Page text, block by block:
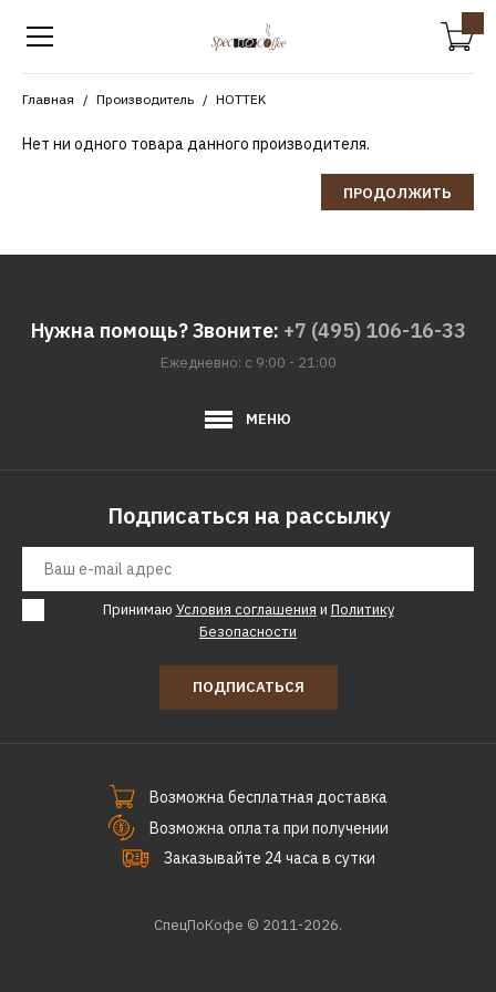
Главная Производитель HOTTEK
Нет ни одного товара данного производителя.
ПРОДОЛЖИТЬ
Нужна помощь? Звоните: +7 (495) 106-16-33
Ежедневно: с 9:00 - 21:00
МЕНЮ
Подписаться на рассылку
Принимаю Условия соглашения и Политику
Безопасности
ПОДПИСАТЬСЯ
Возможна бесплатная доставка
Возможна оплата при получении
Заказывайте 24 часа в сутки
СпецПоКофе © 2011-2026.